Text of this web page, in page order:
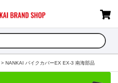
NANKAI バイクカバーEX EX-3 南海部品